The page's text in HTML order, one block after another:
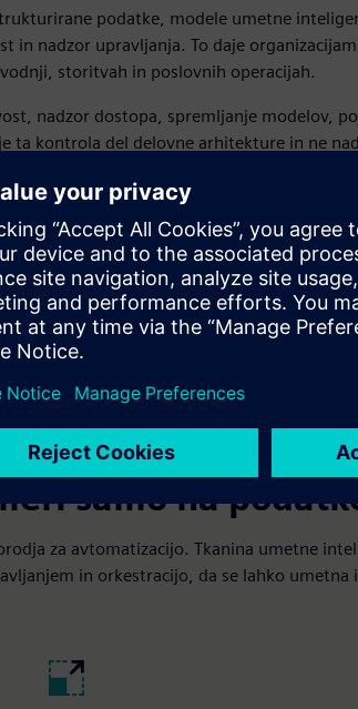
podatke, modele umetne
nadzor upravljanja. To daje
storitvah in poslovnih operacijah.
nadzor dostopa, spremljanje modelov,
ta kontrola del delovne arhitekture in ne
digitalne niti, grafe znanja, analitiko
ki jo je lažje razširjati, upravljati in
samo na
za avtomatizacijo. Tkanina umetne
in orkestracijo, da se lahko umetna